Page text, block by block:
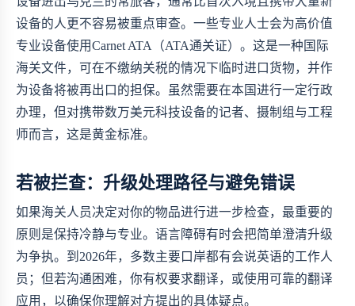
设备的人更不容易被重点审查。一些专业人士会为高价值
专业设备使用Carnet ATA（ATA通关证）。这是一种国际
海关文件，可在不缴纳关税的情况下临时进口货物，并作
为设备将被再出口的担保。虽然需要在本国进行一定行政
办理，但对携带数万美元科技设备的记者、摄制组与工程
师而言，这是黄金标准。
若被拦查：升级处理路径与避免错误
如果海关人员决定对你的物品进行进一步检查，最重要的
原则是保持冷静与专业。语言障碍有时会把简单澄清升级
为争执。到2026年，多数主要口岸都有会说英语的工作人
员；但若沟通困难，你有权要求翻译，或使用可靠的翻译
应用，以确保你理解对方提出的具体疑点。